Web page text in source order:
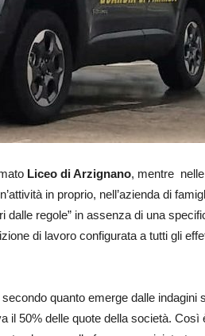
Liceo di Arzignano, mentre
in proprio, nell’azienda di
dalle regole” in assenza di una
di lavoro configurata a tutti gli
secondo quanto emerge dalle indagini
il 50% delle quote della società. Così